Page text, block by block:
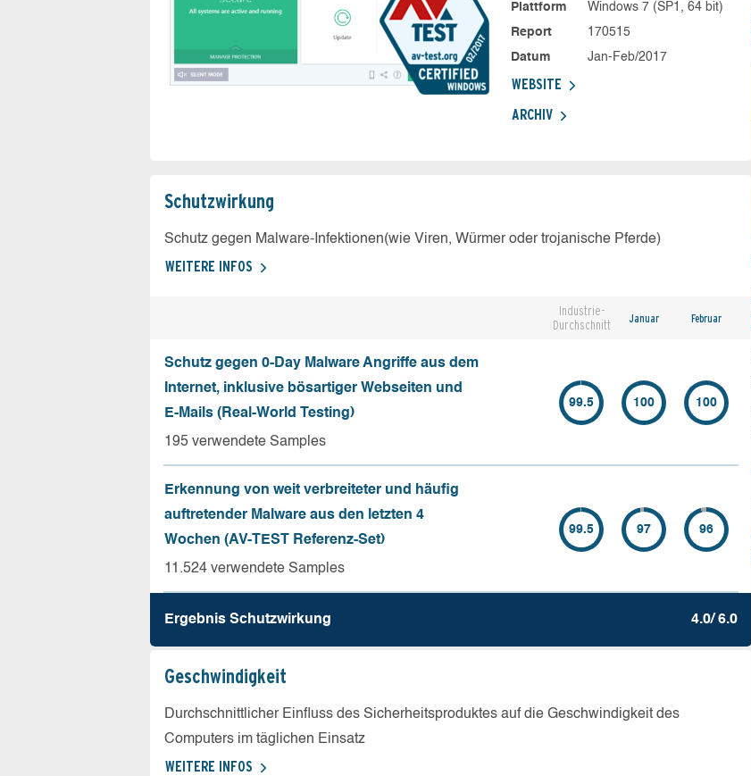
Plattform
Windows 7 (SP1, 64 bit)
Report
170515
Datum
Jan-Feb/2017
WEBSITE
ARCHIV
Schutz­wirkung
Schutz gegen Malware-Infektionen(wie Viren, Würmer oder trojanische Pferde)
WEITERE INFOS
Industrie-
Durchschnitt
Januar Februar
Schutz gegen 0-Day Malware Angriffe aus dem
Internet, inklusive bösartiger Webseiten und
E-Mails (Real-World Testing)
195 verwendete Samples
99.5 100 100
Erkennung von weit verbreiteter und häufig
auftretender Malware aus den letzten 4
Wochen (AV-TEST Referenz-Set)
11.524 verwendete Samples
99.5 97 96
Ergebnis Schutz­wirkung 4.0/ 6.0
Geschw­indigkeit
Durchschnittlicher Einfluss des Sicherheitsproduktes auf die Geschwindigkeit des
Computers im täglichen Einsatz
WEITERE INFOS